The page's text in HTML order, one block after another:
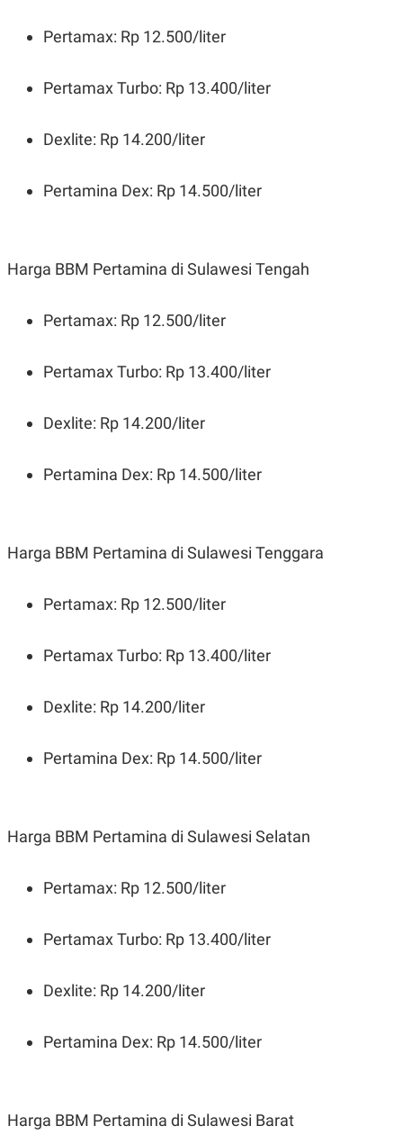
Pertamax: Rp 12.500/liter
Pertamax Turbo: Rp 13.400/liter
Dexlite: Rp 14.200/liter
Pertamina Dex: Rp 14.500/liter
Harga BBM Pertamina di Sulawesi Tengah
Pertamax: Rp 12.500/liter
Pertamax Turbo: Rp 13.400/liter
Dexlite: Rp 14.200/liter
Pertamina Dex: Rp 14.500/liter
Harga BBM Pertamina di Sulawesi Tenggara
Pertamax: Rp 12.500/liter
Pertamax Turbo: Rp 13.400/liter
Dexlite: Rp 14.200/liter
Pertamina Dex: Rp 14.500/liter
Harga BBM Pertamina di Sulawesi Selatan
Pertamax: Rp 12.500/liter
Pertamax Turbo: Rp 13.400/liter
Dexlite: Rp 14.200/liter
Pertamina Dex: Rp 14.500/liter
Harga BBM Pertamina di Sulawesi Barat